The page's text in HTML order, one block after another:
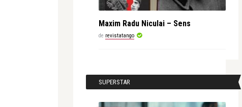
Maxim Radu Niculai – Sens
de revistatango
SUPERSTAR